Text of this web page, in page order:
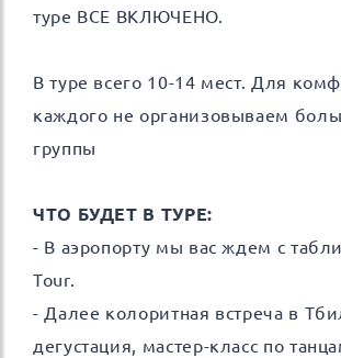
туре ВСЕ ВКЛЮЧЕНО.
В туре всего 10-14 мест. Для
каждого не организовываем
группы
ЧТО БУДЕТ В ТУРЕ:
- В аэропорту мы вас ждем с
Tour.
- Далее колоритная встреча в
дегустация, мастер-класс по